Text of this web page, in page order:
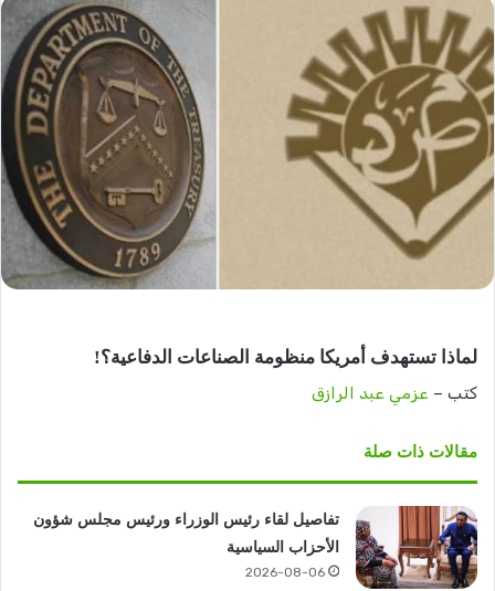
لماذا تستهدف أمريكا منظومة الصناعات الدفاعية؟!
كتب – عزمي عبد الرازق
مقالات ذات صلة
تفاصيل لقاء رئيس الوزراء ورئيس مجلس شؤون
الأحزاب السياسية
2026-08-06